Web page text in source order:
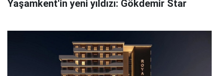
Yaşamkent'in yeni yıldızı: Gökdemir Star